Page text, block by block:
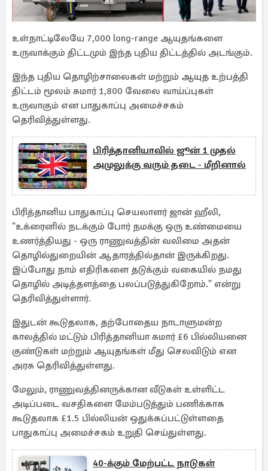
உள்நாட்டிலேயே 7,000 long-range ஆயுதங்களை
உருவாக்கும் திட்டமும் இந்த புதிய திட்டத்தில் அடங்கும்.
இந்த புதிய தொழிற்சாலைகள் மற்றும் ஆயுத உற்பத்தி
திட்டம் மூலம் சுமார் 1,800 வேலை வாய்ப்புகள்
உருவாகும் என பாதுகாப்பு அமைச்சகம்
தெரிவித்துள்ளது.
பிரித்தானியாவில் ஜூன் 1 முதல்
அமுலுக்கு வரும் தடை - மீறினால்
பிரித்தானிய பாதுகாப்பு செயலாளர் ஜான் ஹீலி,
"உக்ரைனில் நடக்கும் போர் நமக்கு ஒரு உண்மையை
உணர்த்தியது - ஒரு ராணுவத்தின் வலிமை அதன்
தொழில்துறையின் ஆதாரத்தில்தான் இருக்கிறது.
இப்போது நாம் எதிரிகளை தடுக்கும் வகையில் நமது
தொழில் அடித்தளத்தை பலப்படுத்துகிறோம்." என்று
தெரிவித்துள்ளார்.
இதுடன் கூடுதலாக, தற்போதைய நாடாளுமன்ற
காலத்தில் மட்டும் பிரித்தானியா சுமார் £6 பில்லியனை
குண்டுகள் மற்றும் ஆயுதங்கள் மீது செலவிடும் என
அரசு தெரிவித்துள்ளது.
மேலும், ராணுவத்தினருக்கான வீடுகள் உள்ளிட்ட
அடிப்படை வசதிகளை மேம்படுத்தும் பணிக்காக
கூடுதலாக £1.5 பில்லியன் ஒதுக்கப்பட்டுள்ளதை
பாதுகாப்பு அமைச்சகம் உறுதி செய்துள்ளது.
40-க்கும் மேற்பட்ட நாடுகள்